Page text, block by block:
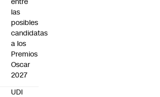
las
posibles
candidatas
a los
Premios
Oscar
2027
UDI